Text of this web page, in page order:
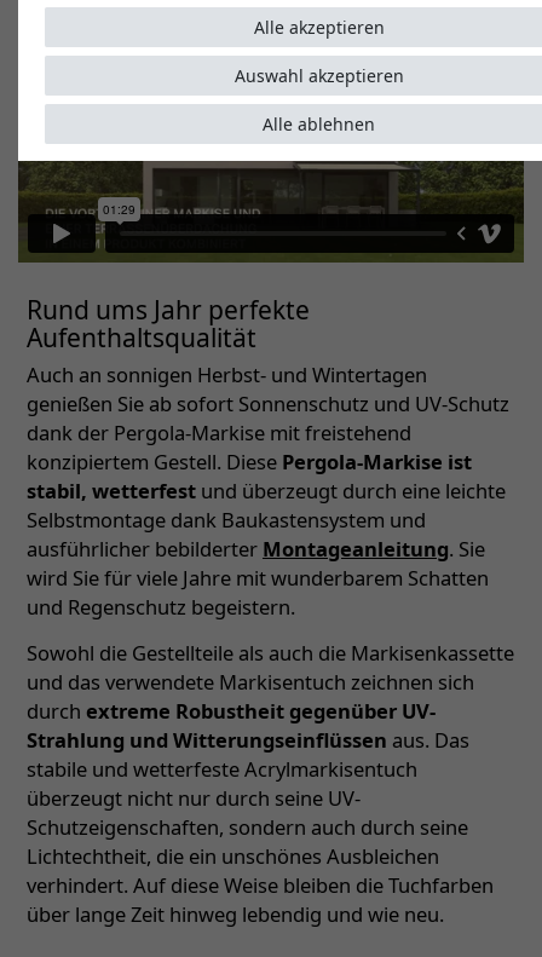
Rund ums Jahr perfekte
Aufenthaltsqualität
Auch an sonnigen Herbst- und Wintertagen
genießen Sie ab sofort Sonnenschutz und UV-Schutz
dank der Pergola-Markise mit freistehend
konzipiertem Gestell. Diese Pergola-Markise ist
stabil, wetterfest und überzeugt durch eine leichte
Selbstmontage dank Baukastensystem und
ausführlicher bebilderter Montageanleitung. Sie
wird Sie für viele Jahre mit wunderbarem Schatten
und Regenschutz begeistern.
Sowohl die Gestellteile als auch die Markisenkassette
und das verwendete Markisentuch zeichnen sich
durch extreme Robustheit gegenüber UV-
Strahlung und Witterungseinflüssen aus. Das
stabile und wetterfeste Acrylmarkisentuch
überzeugt nicht nur durch seine UV-
Schutzeigenschaften, sondern auch durch seine
Lichtechtheit, die ein unschönes Ausbleichen
verhindert. Auf diese Weise bleiben die Tuchfarben
über lange Zeit hinweg lebendig und wie neu.
Alle akzeptieren
Alle ablehnen
Auswahl akzeptieren